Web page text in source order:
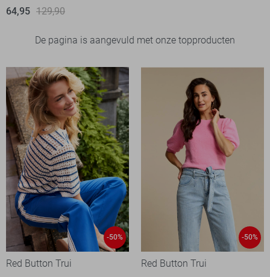
64,95 129,90
De pagina is aangevuld met onze topproducten
-50%
Red Button Trui
-50%
Red Button Trui